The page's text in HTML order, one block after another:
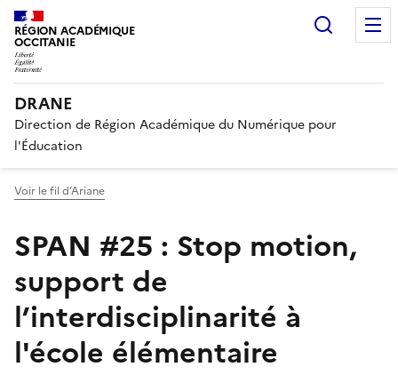
RÉGION ACADÉMIQUE
OCCITANIE
DRANE
Direction de Région Académique du Numérique pour
l'Éducation
Voir le fil d’Ariane
SPAN #25 : Stop motion,
support de
l’interdisciplinarité à
l'école élémentaire